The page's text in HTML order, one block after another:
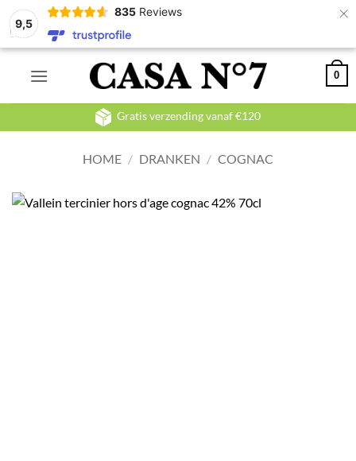
9,5
835 Reviews ×
Ga
0
Gratis verzending vanaf €120
HOME / DRANKEN / COGNAC